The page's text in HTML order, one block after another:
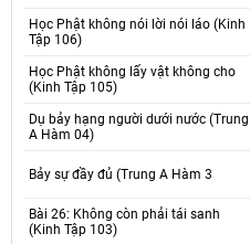
Học Phật không nói lời nói láo (Kinh
Tập 106)
Học Phật không lấy vật không cho
(Kinh Tập 105)
Dụ bảy hạng người dưới nước (Trung
A Hàm 04)
Bảy sự đầy đủ (Trung A Hàm 3
Bài 26: Không còn phải tái sanh
(Kinh Tập 103)